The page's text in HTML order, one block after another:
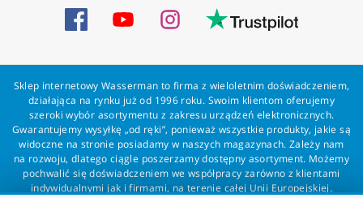
Sklep internetowy Wasserman to firma z wieloletnim doświadczeniem,
działająca na rynku już od 1996 roku. Swoim klientom oferujemy
szeroki wybór asortymentu z zakresu urządzeń elektronicznych.
Gwarantujemy wysyłkę „od ręki”, ponieważ wszystkie produkty, jakie są
widoczne na stronie posiadamy w naszych magazynach. Zależy nam
na rozwoju, dlatego ciągle poszerzamy dostępny asortyment. Możemy
pochwalić się doświadczeniem we współpracy zarówno z klientami
indywidualnymi jak i firmami, na terenie całej Unii Europejskiej.